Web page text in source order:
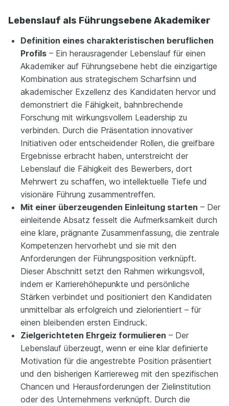
Lebenslauf als Führungsebene Akademiker
Definition eines charakteristischen beruflichen
Profils – Ein herausragender Lebenslauf für einen
Akademiker auf Führungsebene hebt die einzigartige
Kombination aus strategischem Scharfsinn und
akademischer Exzellenz des Kandidaten hervor und
demonstriert die Fähigkeit, bahnbrechende
Forschung mit wirkungsvollem Leadership zu
verbinden. Durch die Präsentation innovativer
Initiativen oder entscheidender Rollen, die greifbare
Ergebnisse erbracht haben, unterstreicht der
Lebenslauf die Fähigkeit des Bewerbers, dort
Mehrwert zu schaffen, wo intellektuelle Tiefe und
visionäre Führung zusammentreffen.
Mit einer überzeugenden Einleitung starten – Der
einleitende Absatz fesselt die Aufmerksamkeit durch
eine klare, prägnante Zusammenfassung, die zentrale
Kompetenzen hervorhebt und sie mit den
Anforderungen der Führungsposition verknüpft.
Dieser Abschnitt setzt den Rahmen wirkungsvoll,
indem er Karrierehöhepunkte und persönliche
Stärken verbindet und positioniert den Kandidaten
unmittelbar als erfolgreich und zielorientiert – für
einen bleibenden ersten Eindruck.
Zielgerichteten Ehrgeiz formulieren – Der
Lebenslauf überzeugt, wenn er eine klar definierte
Motivation für die angestrebte Position präsentiert
und den bisherigen Karriereweg mit den spezifischen
Chancen und Herausforderungen der Zielinstitution
oder des Unternehmens verknüpft. Durch die